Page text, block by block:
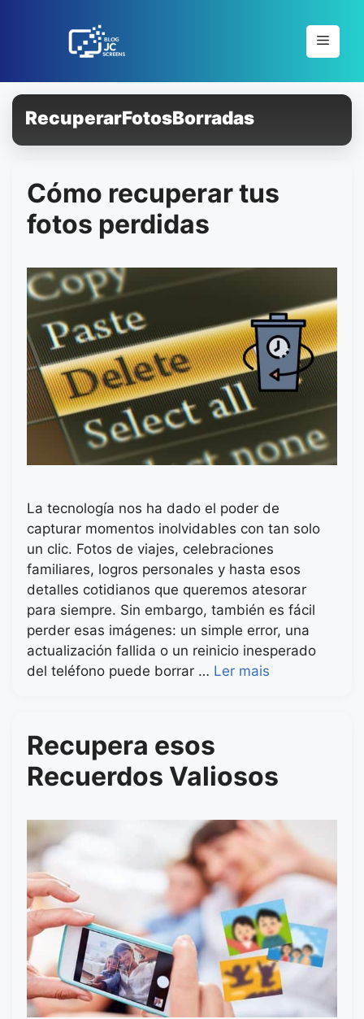
Menu
RecuperarFotosBorradas
Cómo recuperar tus
fotos perdidas
La tecnología nos ha dado el poder de
capturar momentos inolvidables con tan solo
un clic. Fotos de viajes, celebraciones
familiares, logros personales y hasta esos
detalles cotidianos que queremos atesorar
para siempre. Sin embargo, también es fácil
perder esas imágenes: un simple error, una
actualización fallida o un reinicio inesperado
del teléfono puede borrar … Ler mais
Recupera esos
Recuerdos Valiosos